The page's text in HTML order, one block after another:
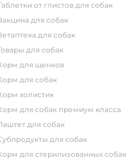
таблетки от глистов для собак
вакцина для собак
ветаптека для собак
товары для собак
корм для щенков
корм для собак
корм холистик
корм для собак премиум класса
паштет для собак
субпродукты для собак
корм для стерилизованных собак